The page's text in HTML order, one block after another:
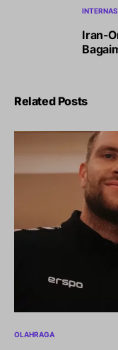
Iran-
Related Posts
OLAHRAGA